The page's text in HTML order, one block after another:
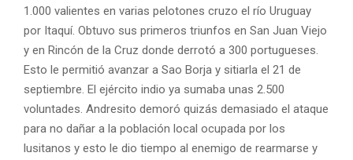
1.000 valientes en varias pelotones cruzo el río Uruguay
por Itaquí. Obtuvo sus primeros triunfos en San Juan Viejo
y en Rincón de la Cruz donde derrotó a 300 portugueses.
Esto le permitió avanzar a Sao Borja y sitiarla el 21 de
septiembre. El ejército indio ya sumaba unas 2.500
voluntades. Andresito demoró quizás demasiado el ataque
para no dañar a la población local ocupada por los
lusitanos y esto le dio tiempo al enemigo de rearmarse y